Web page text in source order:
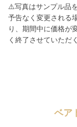
⚠️写真はサンプル品
予告なく変更される
り、期間中に価格が
く終了させていただ
ベア